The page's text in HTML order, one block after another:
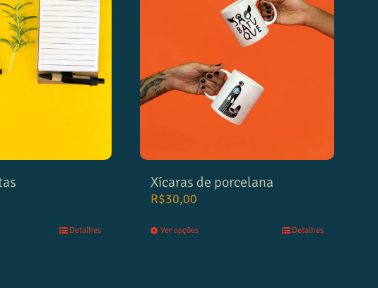
Detalhes
Xícaras de porcelana
R$30,00
Ver opções Detalhes